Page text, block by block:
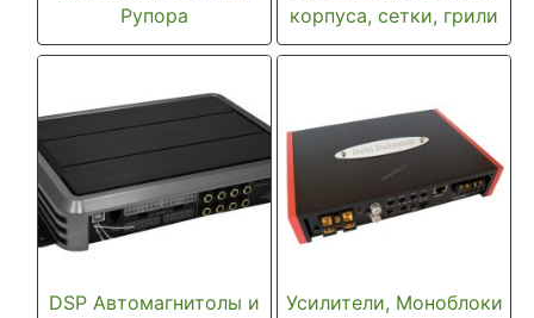
Рупора
корпуса, сетки, грили
DSP Автомагнитолы и
Усилители, Моноблоки